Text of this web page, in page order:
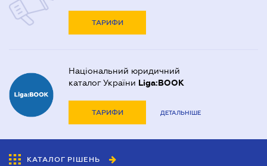
ТАРИФИ
Національний юридичний
каталог України Liga:BOOK
ТАРИФИ ДЕТАЛЬНІШЕ
КАТАЛОГ РІШЕНЬ